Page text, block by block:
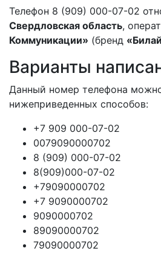
Телефон 8 (909) 000-07-02
Свердловская область,
Коммуникации» (бренд
Варианты
Данный номер телефона
нижеприведенных способов:
+7 909 000-07-02
0079090000702
8 (909) 000-07-02
8(909)000-07-02
+79090000702
+7 9090000702
9090000702
89090000702
79090000702